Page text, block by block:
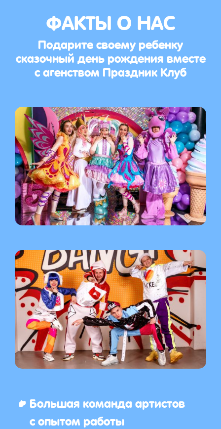
ФАКТЫ О НАС
Подарите своему ребенку
сказочный день рождения вместе
с агенством Праздник Клуб
Большая команда артистов
с опытом работы